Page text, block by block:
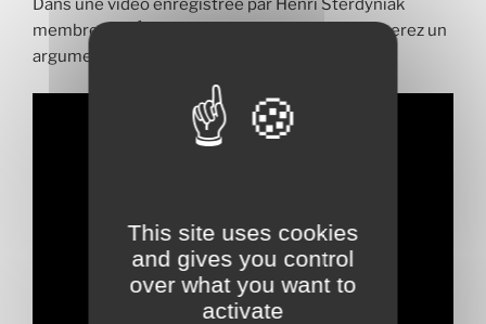
Dans une vidéo enregistrée par Henri Sterdyniak
membre des Économistes Atterrés, vous trouverez un
argumentaire solide.
This site uses cookies
and gives you control
over what you want to
activate